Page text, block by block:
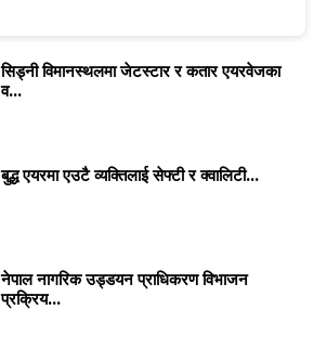
सिड्नी विमानस्थलमा जेटस्टार र कतार एयरवेजका
व...
बुद्ध एयरमा एउटै व्यक्तिलाई सेफ्टी र क्वालिटी...
नेपाल नागरिक उड्डयन प्राधिकरण विभाजन
प्रक्रिय...